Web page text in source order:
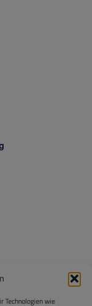
Technologien wie